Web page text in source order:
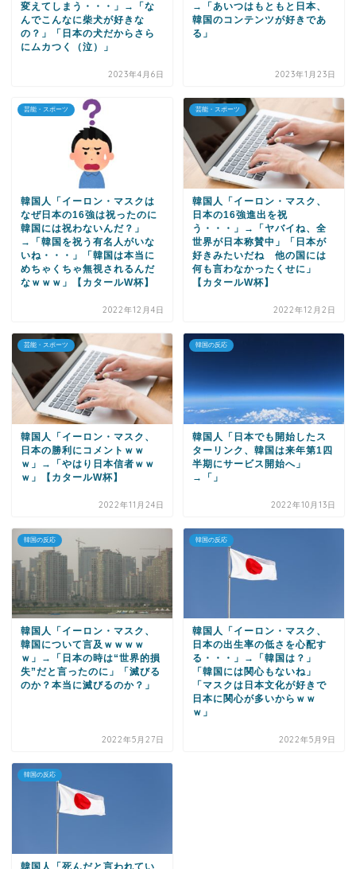
変えてしまう・・・」→「な
んでこんなに柴犬が好きな
の？」「日本の犬だからさら
にムカつく（泣）」
2023年4月6日
→「あいつはもともと日本、
韓国のコンテンツが好きであ
る」
2023年1月23日
芸能・スポーツ
韓国人「イーロン・マスクは
なぜ日本の16強は祝ったのに
韓国には祝わないんだ？」
→「韓国を祝う有名人がいな
いね・・・」「韓国は本当に
めちゃくちゃ無視されるんだ
なｗｗｗ」【カタールW杯】
2022年12月4日
芸能・スポーツ
韓国人「イーロン・マスク、
日本の16強進出を祝
う・・・」→「ヤバイね、全
世界が日本称賛中」「日本が
好きみたいだね 他の国には
何も言わなかったくせに」
【カタールW杯】
2022年12月2日
芸能・スポーツ
韓国人「イーロン・マスク、
日本の勝利にコメントｗｗ
ｗ」→「やはり日本信者ｗｗ
ｗ」【カタールW杯】
2022年11月24日
韓国の反応
韓国人「日本でも開始したス
ターリンク、韓国は来年第1四
半期にサービス開始へ」
→「」
2022年10月13日
韓国の反応
韓国人「イーロン・マスク、
韓国について言及ｗｗｗｗ
ｗ」→「日本の時は“世界的損
失”だと言ったのに」「滅びる
のか？本当に滅びるのか？」
2022年5月27日
韓国の反応
韓国人「イーロン・マスク、
日本の出生率の低さを心配す
る・・・」→「韓国は？」
「韓国には関心もないね」
「マスクは日本文化が好きで
日本に関心が多いからｗｗ
ｗ」
2022年5月9日
韓国の反応